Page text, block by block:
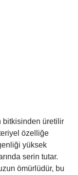
bitkisinden üretilir
özelliğe
yüksek
serin tutar.
ömürlüdür, bu